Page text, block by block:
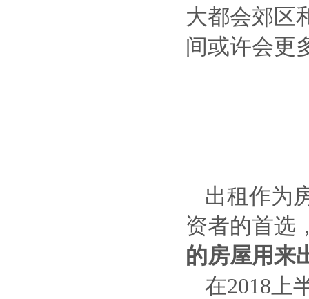
大都会郊区
间或许会更
出租作为
资者的首选
的房屋用来
在2018上